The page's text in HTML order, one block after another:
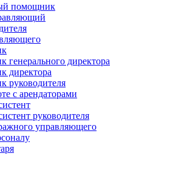
помощник
директора
директора
руководителя
с арендаторами
руководителя
управляющего